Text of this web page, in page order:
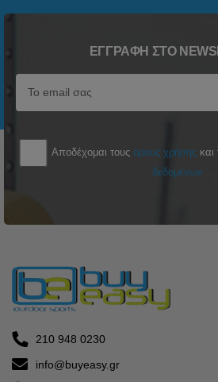
ΕΓΓΡΑΦΉ ΣΤΟ
Αποδέχομαι τους όρους χρήσης και
δεδομένων
210 948 0230
info@buyeasy.gr